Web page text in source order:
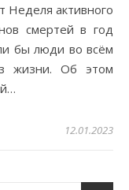
смертей в год
бы люди во всём
жизни. Об этом
12.01.2023